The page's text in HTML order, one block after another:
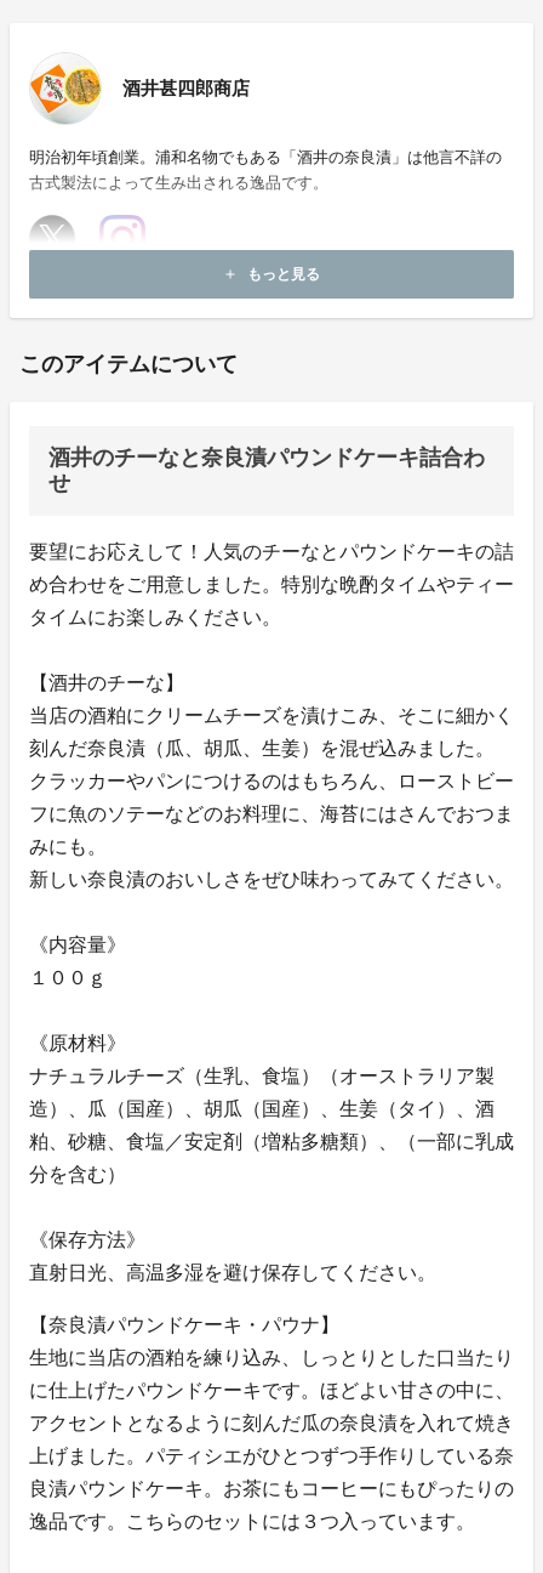
酒井甚四郎商店
明治初年頃創業。浦和名物でもある「酒井の奈良漬」は他言不詳の
古式製法によって生み出される逸品です。
add もっと見る
このアイテムについて
酒井のチーなと奈良漬パウンドケーキ詰合わ
せ
要望にお応えして！人気のチーなとパウンドケーキの詰
め合わせをご用意しました。特別な晩酌タイムやティー
タイムにお楽しみください。
【酒井のチーな】
当店の酒粕にクリームチーズを漬けこみ、そこに細かく
刻んだ奈良漬（瓜、胡瓜、生姜）を混ぜ込みました。
クラッカーやパンにつけるのはもちろん、ローストビー
フに魚のソテーなどのお料理に、海苔にはさんでおつま
みにも。
新しい奈良漬のおいしさをぜひ味わってみてください。
《内容量》
１００ｇ
《原材料》
ナチュラルチーズ（生乳、食塩）（オーストラリア製
造）、瓜（国産）、胡瓜（国産）、生姜（タイ）、酒
粕、砂糖、食塩／安定剤（増粘多糖類）、（一部に乳成
分を含む）
《保存方法》
直射日光、高温多湿を避け保存してください。
【奈良漬パウンドケーキ・パウナ】
生地に当店の酒粕を練り込み、しっとりとした口当たり
に仕上げたパウンドケーキです。ほどよい甘さの中に、
アクセントとなるように刻んだ瓜の奈良漬を入れて焼き
上げました。パティシエがひとつずつ手作りしている奈
良漬パウンドケーキ。お茶にもコーヒーにもぴったりの
逸品です。こちらのセットには３つ入っています。